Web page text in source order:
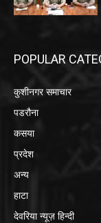
POPULAR
कुशीनगर समाचार
पडरौना
कसया
प्रदेश
अन्य
हाटा
देवरिया न्यूज़ हिन्दी